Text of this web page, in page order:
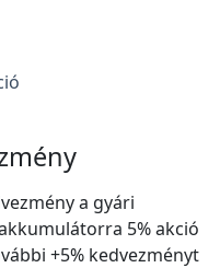
a gyári
5% akció
+5% kedvezményt